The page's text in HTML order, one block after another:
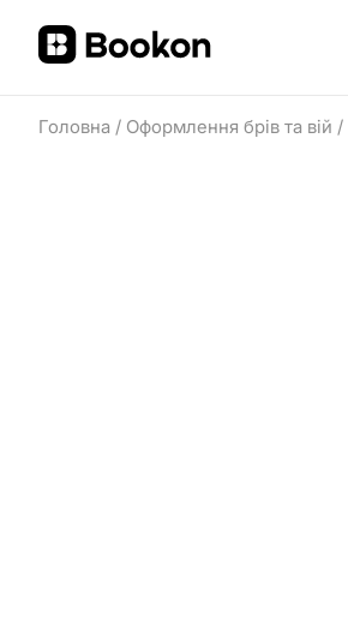
Головна / Оформлення брів та вій /